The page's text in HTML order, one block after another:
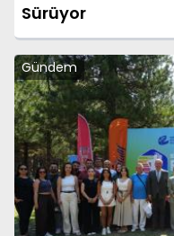
Sürüyor
Gündem